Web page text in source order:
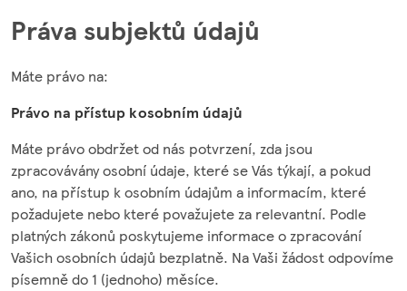
Práva subjektů údajů
Máte právo na:
Právo na přístup k osobním údajů
Máte právo obdržet od nás potvrzení, zda jsou
zpracovávány osobní údaje, které se Vás týkají, a pokud
ano, na přístup k osobním údajům a informacím, které
požadujete nebo které považujete za relevantní. Podle
platných zákonů poskytujeme informace o zpracování
Vašich osobních údajů bezplatně. Na Vaši žádost odpovíme
písemně do 1 (jednoho) měsíce.